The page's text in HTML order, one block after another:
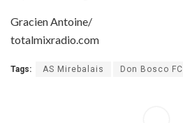
Gracien Antoine/
totalmixradio.com
Tags: AS Mirebalais Don Bosco FC